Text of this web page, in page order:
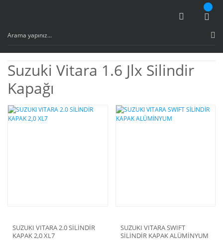
Suzuki Vitara 1.6 Jlx Silindir
Kapağı
SUZUKI VITARA 2.0 SİLİNDİR
KAPAK 2,0 XL7
SUZUKI VITARA SWIFT
SİLİNDİR KAPAK ALÜMİNYUM